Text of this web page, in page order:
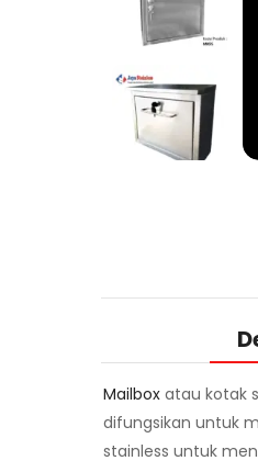
Mailbox atau kotak
difungsikan untuk
stainless untuk